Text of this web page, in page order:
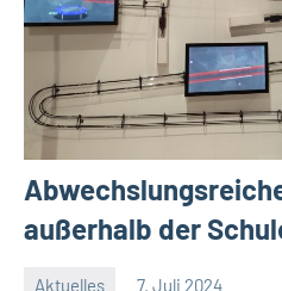
außerhalb der
Aktuelles 7. Juli 2024